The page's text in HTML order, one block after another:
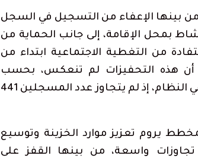
من بينها الإعفاء من التسجيل في السجل
بمحل الإقامة، إلى جانب الحماية من
من التغطية الاجتماعية ابتداء من
أن هذه التحفيزات لم تنعكس، بحسب
الإحصائيات الرسمية، على مستوى الانخراط الفعلي في النظام، إذ لم يتجاوز عدد المسجلين 441
يروم تعزيز موارد الخزينة وتوسيع
واسعة، من بينها القفز على